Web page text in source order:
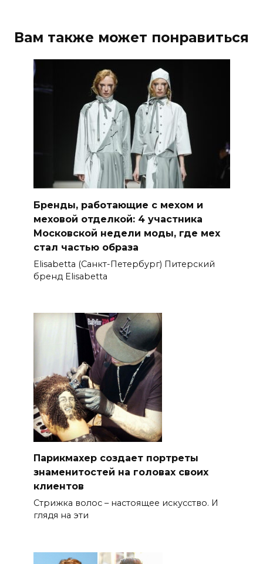
Вам также может понравиться
Бренды, работающие с мехом и
меховой отделкой: 4 участника
Московской недели моды, где мех
стал частью образа
Elisabetta (Санкт-Петербург) Питерский
бренд Elisabetta
Парикмахер создает портреты
знаменитостей на головах своих
клиентов
Стрижка волос – настоящее искусство. И
глядя на эти